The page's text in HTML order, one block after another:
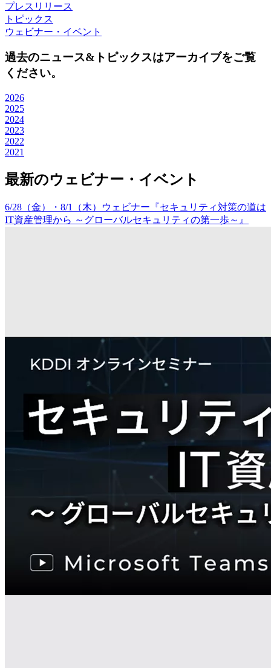
プレスリリース
トピックス
ウェビナー・イベント
過去のニュース&トピックスはアーカイブをご覧
ください。
2026
2025
2024
2023
2022
2021
最新のウェビナー・イベント
6/28（金）・8/1（木）ウェビナー『セキュリティ対策の道は
IT資産管理から ～グローバルセキュリティの第一歩～』